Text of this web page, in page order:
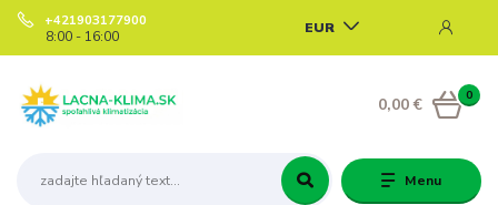
Menu
EUR
+421903177900
8:00 - 16:00
0
0,00 €